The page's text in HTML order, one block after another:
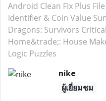
Android Clean Fix Plus
Identifier & Coin Value
Dragons: Survivors
Home&trade;: House
Logic Puzzles
nike
ผู้เยี่ยมชม